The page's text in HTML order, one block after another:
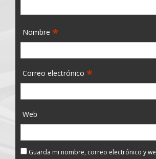
Nombre *
Correo electrónico *
Web
Guarda mi nombre, correo electrónico y